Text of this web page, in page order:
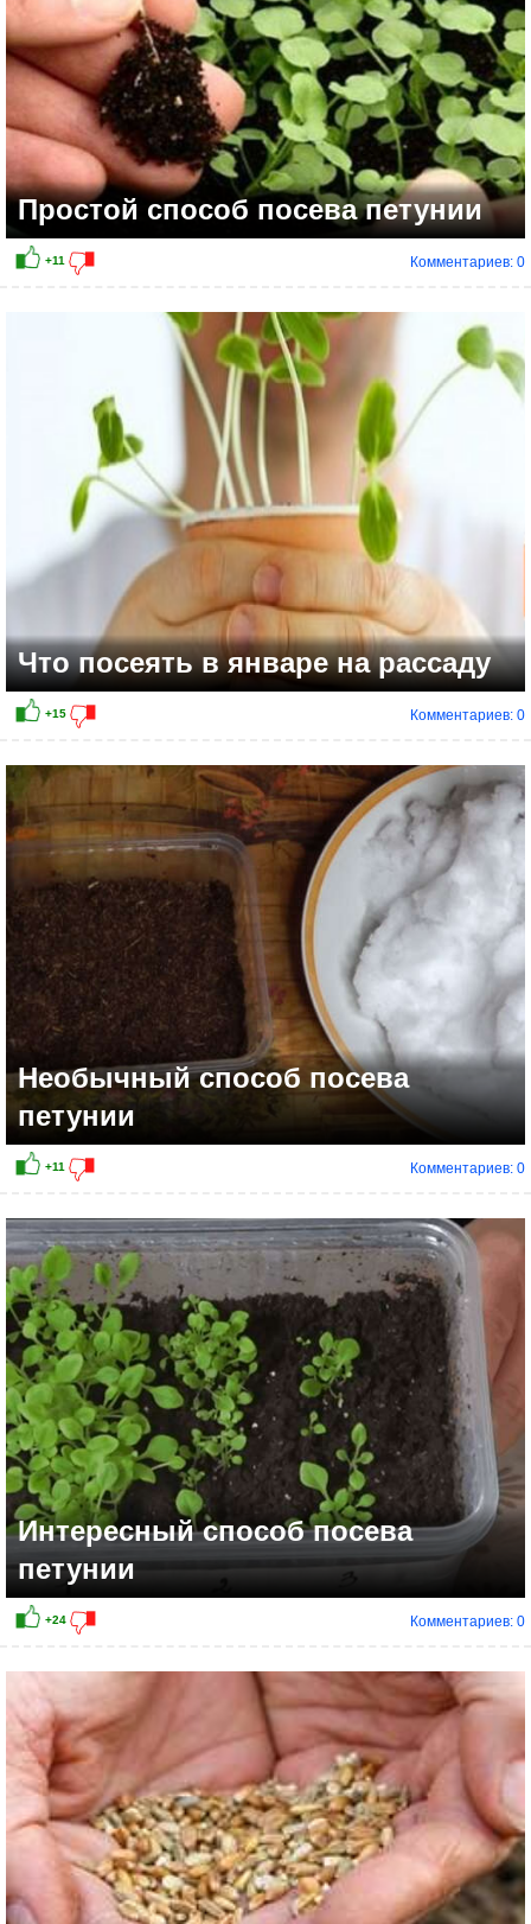
+6
+8
Простой способ посева петунии
Комментариев: 0
Что посеять в январе на рассаду
Комментариев: 0
Необычный способ посева
петунии
Комментариев: 0
Интересный способ посева
петунии
Комментариев: 0